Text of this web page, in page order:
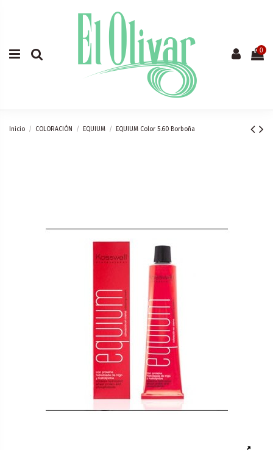
0
Inicio COLORACIÓN EQUIUM EQUIUM Color 5.60 Borboña